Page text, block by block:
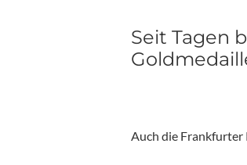
Seit Tagen
Auch die Frankfurter